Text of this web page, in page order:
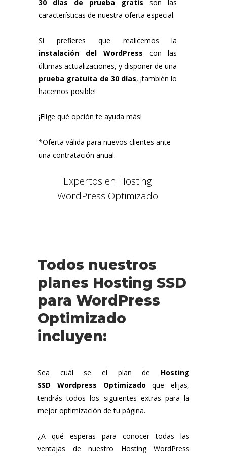
30 días de prueba gratis son las
características de nuestra oferta especial.
Si prefieres que realicemos la
instalación del WordPress con las
últimas actualizaciones, y disponer de una
prueba gratuita de 30 días, ¡también lo
hacemos posible!
¡Elige qué opción te ayuda más!
*Oferta válida para nuevos clientes ante
una contratación anual.
Expertos en Hosting
WordPress Optimizado
Todos nuestros
planes Hosting SSD
para WordPress
Optimizado
incluyen:
Sea cuál se el plan de Hosting
SSD Wordpress Optimizado que elijas,
tendrás todos los siguientes extras para la
mejor optimización de tu página.
¿A qué esperas para conocer todas las
ventajas de nuestro Hosting WordPress